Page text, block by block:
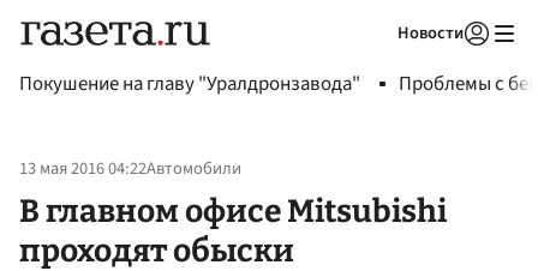
Новости
Покушение на главу "Уралдронзавода" Проблемы с
13 мая 2016 04:22Автомобили
В главном офисе Mitsubishi
проходят обыски